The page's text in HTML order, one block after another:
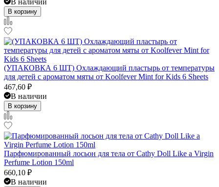
В наличии
В корзину
(УПАКОВКА 6 ШТ) Охлаждающий пластырь от температуры
для детей с ароматом мяты от Koolfever Mint for Kids 6 Sheets
467,60 ₽
В наличии
В корзину
Парфюмированный лосьон для тела от Cathy Doll Like a Virgin
Perfume Lotion 150ml
660,10 ₽
В наличии